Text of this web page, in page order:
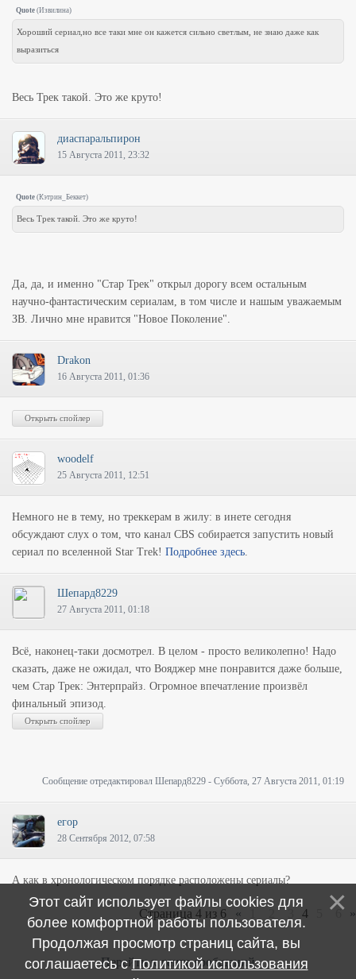
Quote (Извилина)
Хороший сериал,но все таки мне он кажется сильно светлым, не знаю даже как
выразиться
Весь Трек такой. Это же круто!
диаспаральпирон
15 Августа 2011, 23:32
Quote (Кэтрин_Беккет)
Весь Трек такой. Это же круто!
Да, да, и именно "Стар Трек" открыл дорогу всем остальным
научно-фантастическим сериалам, в том числе и нашым уважаемым
ЗВ. Лично мне нравится "Новое Поколение".
Drakon
16 Августа 2011, 01:36
woodelf
25 Августа 2011, 12:51
Немного не в тему, но треккерам в жилу: в инете сегодня
обсуждают слух о том, что канал CBS собирается запустить новый
сериал по вселенной Star Trek! Подробнее здесь.
Шепард8229
27 Августа 2011, 01:18
Всё, наконец-таки досмотрел. В целом - просто великолепно! Надо
сказать, даже не ожидал, что Вояджер мне понравится даже больше,
чем Стар Трек: Энтерпрайз. Огромное впечатление произвёл
финальный эпизод.
Сообщение отредактировал Шепард8229 - Суббота, 27 Августа 2011, 01:19
егор
28 Сентября 2012, 07:58
А как в хронологическом порядке расположены сериалы?
Страница 4 из 6 « 4 »
Перейти к ленте сообщений
Этот сайт использует файлы cookies для
более комфортной работы пользователя.
Продолжая просмотр страниц сайта, вы
соглашаетесь сПолитикой использования